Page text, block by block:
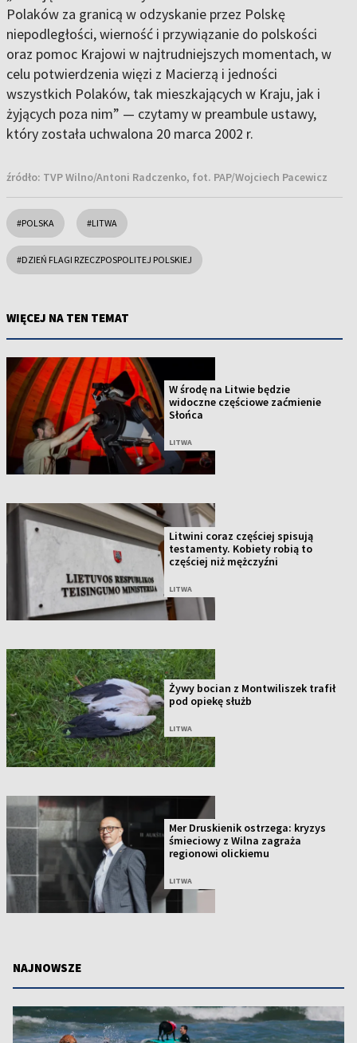
Polaków za granicą w odzyskanie przez Polskę
niepodległości, wierność i przywiązanie do polskości
oraz pomoc Krajowi w najtrudniejszych momentach, w
celu potwierdzenia więzi z Macierzą i jedności
wszystkich Polaków, tak mieszkających w Kraju, jak i
żyjących poza nim” — czytamy w preambule ustawy,
który została uchwalona 20 marca 2002 r.
źródło: TVP Wilno/Antoni Radczenko, fot. PAP/Wojciech Pacewicz
#POLSKA #LITWA
#DZIEŃ FLAGI RZECZPOSPOLITEJ POLSKIEJ
WIĘCEJ NA TEN TEMAT
W środę na Litwie będzie
widoczne częściowe zaćmienie
Słońca
LITWA
Litwini coraz częściej spisują
testamenty. Kobiety robią to
częściej niż mężczyźni
LITWA
Żywy bocian z Montwiliszek trafił
pod opiekę służb
LITWA
Mer Druskienik ostrzega: kryzys
śmieciowy z Wilna zagraża
regionowi olickiemu
LITWA
NAJNOWSZE